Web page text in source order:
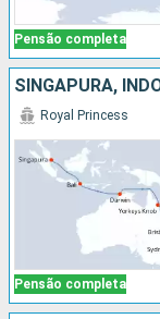
Pensão completa
SINGAPURA,
Pensão completa
Royal Princess